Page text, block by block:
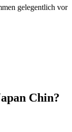
gelegentlich vor
Chin?